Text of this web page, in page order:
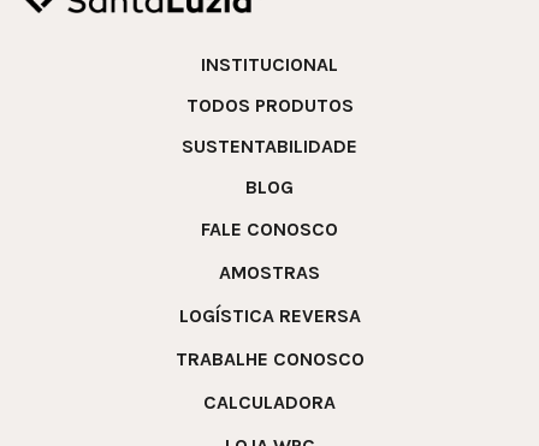
INSTITUCIONAL
TODOS PRODUTOS
SUSTENTABILIDADE
BLOG
FALE CONOSCO
AMOSTRAS
LOGÍSTICA REVERSA
TRABALHE CONOSCO
CALCULADORA